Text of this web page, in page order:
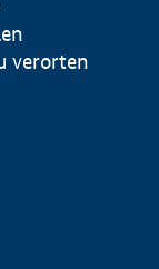
verorten